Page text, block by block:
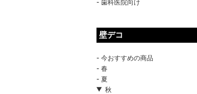
- 歯科医院向け
壁デコ
- 今おすすめの商品
- 春
- 夏
秋